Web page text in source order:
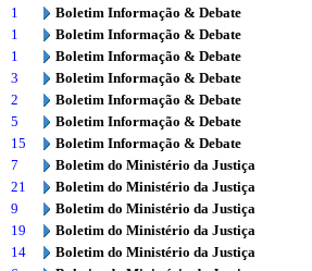
1
Boletim Informação & Debate
1
Boletim Informação & Debate
1
Boletim Informação & Debate
3
Boletim Informação & Debate
2
Boletim Informação & Debate
5
Boletim Informação & Debate
15
Boletim Informação & Debate
7
Boletim do Ministério da Justiça
21
Boletim do Ministério da Justiça
9
Boletim do Ministério da Justiça
19
Boletim do Ministério da Justiça
14
Boletim do Ministério da Justiça